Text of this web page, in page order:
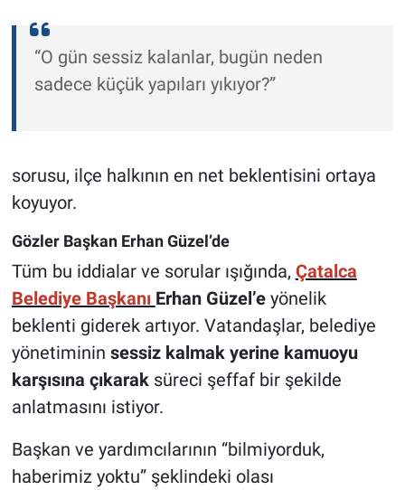
“O gün sessiz kalanlar, bugün neden
sadece küçük yapıları yıkıyor?”
sorusu, ilçe halkının en net beklentisini ortaya
koyuyor.
Gözler Başkan Erhan Güzel’de
Tüm bu iddialar ve sorular ışığında, Çatalca
Belediye Başkanı Erhan Güzel’eyönelik
beklenti giderek artıyor. Vatandaşlar, belediye
yönetiminin sessiz kalmak yerine kamuoyu
karşısına çıkaraksüreci şeffaf bir şekilde
anlatmasını istiyor.
Başkan ve yardımcılarının “bilmiyorduk,
haberimiz yoktu” şeklindeki olası